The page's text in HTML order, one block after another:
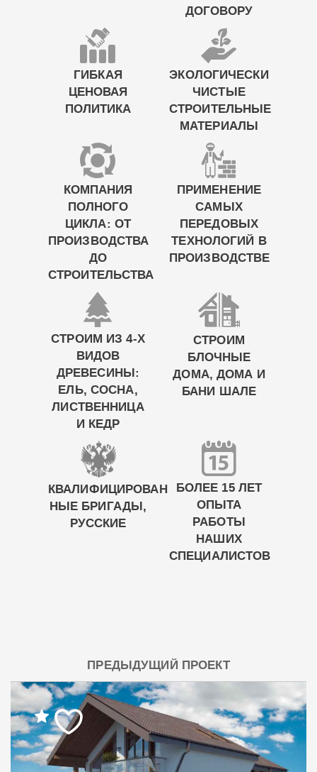
ДОГОВОРУ
ГИБКАЯ
ЦЕНОВАЯ
ПОЛИТИКА
ЭКОЛОГИЧЕСКИ
ЧИСТЫЕ
СТРОИТЕЛЬНЫЕ
МАТЕРИАЛЫ
КОМПАНИЯ
ПОЛНОГО
ЦИКЛА: ОТ
ПРОИЗВОДСТВА
ДО
СТРОИТЕЛЬСТВА
ПРИМЕНЕНИЕ
САМЫХ
ПЕРЕДОВЫХ
ТЕХНОЛОГИЙ В
ПРОИЗВОДСТВЕ
СТРОИМ ИЗ 4-Х
ВИДОВ
ДРЕВЕСИНЫ:
ЕЛЬ, СОСНА,
ЛИСТВЕННИЦА
И КЕДР
СТРОИМ
БЛОЧНЫЕ
ДОМА, ДОМА И
БАНИ ШАЛЕ
КВАЛИФИЦИРОВАН
НЫЕ БРИГАДЫ,
РУССКИЕ
БОЛЕЕ 15 ЛЕТ
ОПЫТА
РАБОТЫ
НАШИХ
СПЕЦИАЛИСТОВ
ПРЕДЫДУЩИЙ ПРОЕКТ